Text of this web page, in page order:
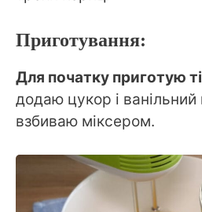
Приготування:
Для початку приготую
додаю цукор і
взбиваю міксером.